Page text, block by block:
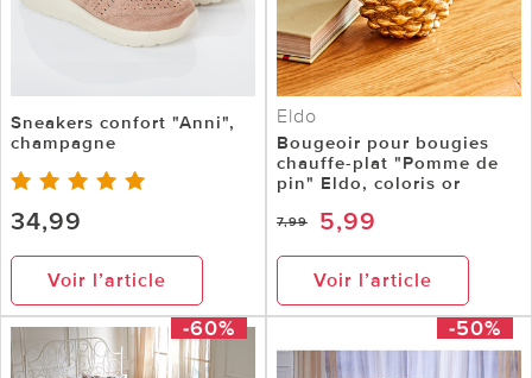
Sneakers confort "Anni",
champagne
34,99
Voir l’article
Eldo
Bougeoir pour bougies
chauffe-plat "Pomme de
pin" Eldo, coloris or
7,99 5,99
Voir l’article
-60% -50%